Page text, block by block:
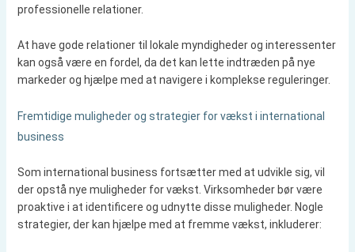
professionelle relationer.
At have gode relationer til lokale myndigheder og interessenter
kan også være en fordel, da det kan lette indtræden på nye
markeder og hjælpe med at navigere i komplekse reguleringer.
Fremtidige muligheder og strategier for vækst i international
business
Som international business fortsætter med at udvikle sig, vil
der opstå nye muligheder for vækst. Virksomheder bør være
proaktive i at identificere og udnytte disse muligheder. Nogle
strategier, der kan hjælpe med at fremme vækst, inkluderer: